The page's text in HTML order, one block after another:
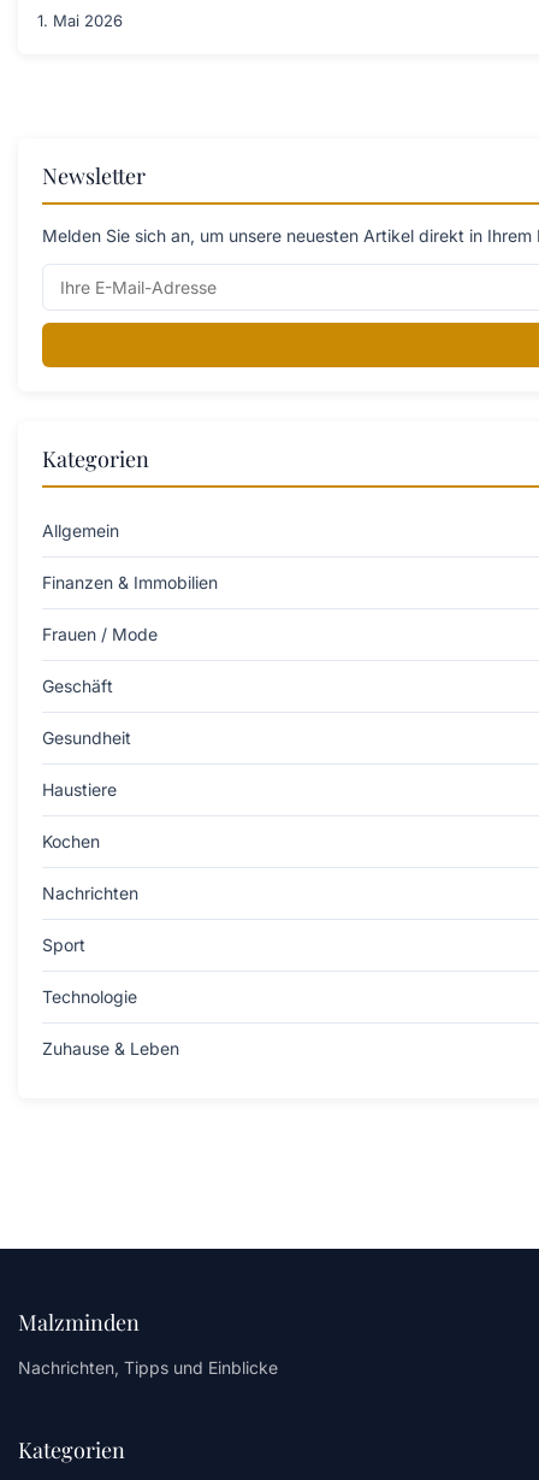
1. Mai 2026
Newsletter
Melden Sie sich an, um unsere neuesten Artikel direkt in
Kategorien
Allgemein
Finanzen & Immobilien
Frauen / Mode
Geschäft
Gesundheit
Haustiere
Kochen
Nachrichten
Sport
Technologie
Zuhause & Leben
Malzminden
Nachrichten, Tipps und Einblicke
Kategorien